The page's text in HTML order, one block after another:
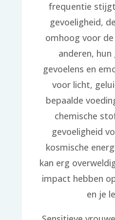
frequentie
gevoeligheid,
omhoog voor
anderen,
gevoelens en
voor licht,
bepaalde
chemische
gevoeligheid
kosmische
kan erg
impact hebben
en je